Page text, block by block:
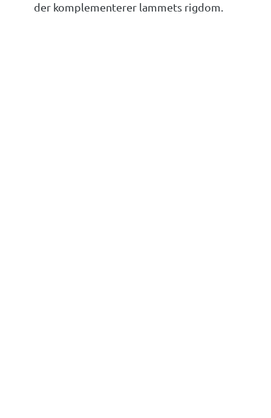
der komplementerer lammets rigdom.